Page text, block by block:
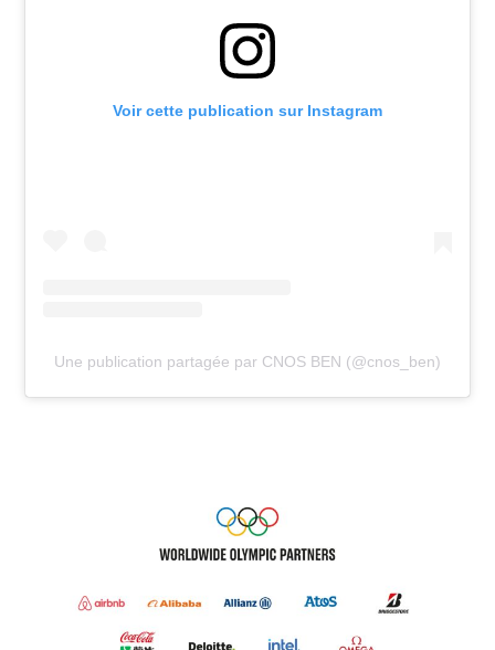
Voir cette publication sur Instagram
Une publication partagée par CNOS BEN (@cnos_ben)